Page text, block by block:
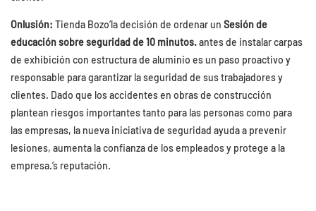
Onlusión: Tienda Bozo’la decisión de ordenar un Sesión de
educación sobre seguridad de 10 minutos.antes de instalar carpas
de exhibición con estructura de aluminio es un paso proactivo y
responsable para garantizar la seguridad de sus trabajadores y
clientes. Dado que los accidentes en obras de construcción
plantean riesgos importantes tanto para las personas como para
las empresas, la nueva iniciativa de seguridad ayuda a prevenir
lesiones, aumenta la confianza de los empleados y protege a la
empresa.’s reputación.